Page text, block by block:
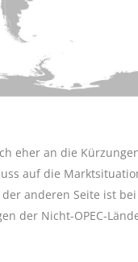
eher an die
auf die
anderen Seite ist
der Nicht-OPEC-